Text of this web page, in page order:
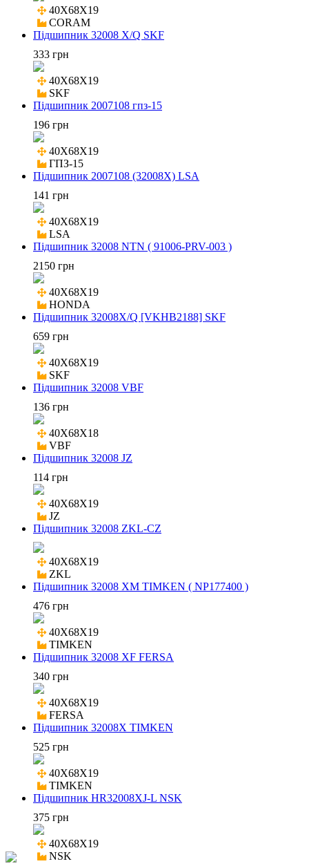
40X68X19
CORAM
Підшипник 32008 X/Q SKF
333 грн
40X68X19
SKF
Підшипник 2007108 гпз-15
196 грн
40X68X19
ГПЗ-15
Підшипник 2007108 (32008X) LSA
141 грн
40X68X19
LSA
Підшипник 32008 NTN ( 91006-PRV-003 )
2150 грн
40X68X19
HONDA
Підшипник 32008X/Q [VKHB2188] SKF
659 грн
40X68X19
SKF
Підшипник 32008 VBF
136 грн
40X68X18
VBF
Підшипник 32008 JZ
114 грн
40X68X19
JZ
Підшипник 32008 ZKL-CZ
40X68X19
ZKL
Підшипник 32008 XM TIMKEN ( NP177400 )
476 грн
40X68X19
TIMKEN
Підшипник 32008 XF FERSA
340 грн
40X68X19
FERSA
Підшипник 32008X TIMKEN
525 грн
40X68X19
TIMKEN
Підшипник HR32008XJ-L NSK
375 грн
40X68X19
NSK